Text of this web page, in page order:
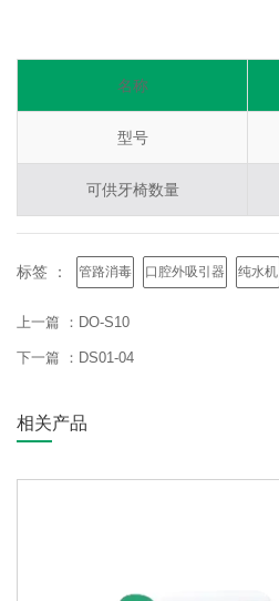
名称
型号
可供牙椅数量
标签 ： 管路消毒 口腔外吸引器 纯水机
上一篇 ： DO-S10
下一篇 ： DS01-04
相关产品